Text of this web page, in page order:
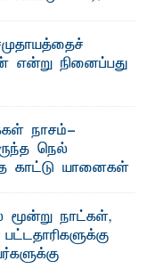
என்று நினைப்பது
நாசம்-
நெல்
காட்டு யானைகள்
மூன்று நாட்கள்,